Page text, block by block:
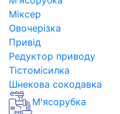
Міксер
Овочерізка
Привід
Редуктор приводу
Тістомісилка
Шнекова сокодавка
М'ясорубка